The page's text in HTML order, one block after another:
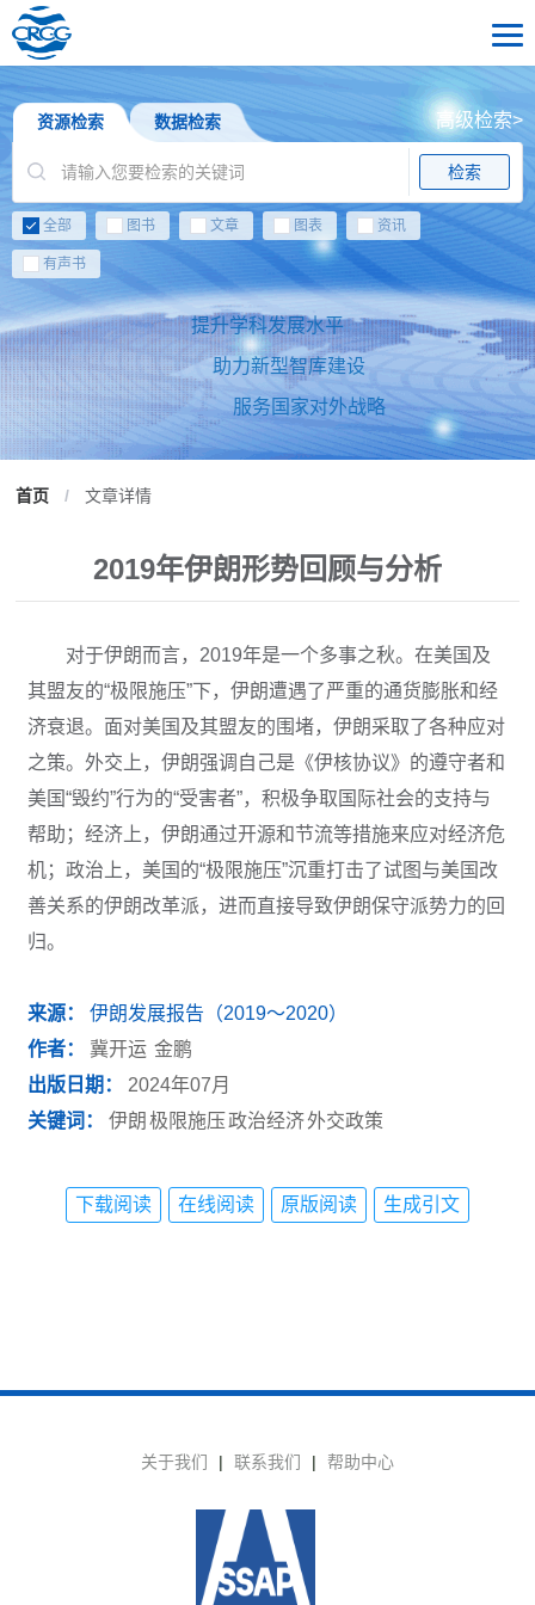
资源检索 数据检索
检索
高级检索>
全部 图书 文章 图表 资讯
有声书
提升学科发展水平
助力新型智库建设
服务国家对外战略
首页 / 文章详情
2019年伊朗形势回顾与分析
对于伊朗而言，2019年是一个多事之秋。在美国及
其盟友的“极限施压”下，伊朗遭遇了严重的通货膨胀和经
济衰退。面对美国及其盟友的围堵，伊朗采取了各种应对
之策。外交上，伊朗强调自己是《伊核协议》的遵守者和
美国“毁约”行为的“受害者”，积极争取国际社会的支持与
帮助；经济上，伊朗通过开源和节流等措施来应对经济危
机；政治上，美国的“极限施压”沉重打击了试图与美国改
善关系的伊朗改革派，进而直接导致伊朗保守派势力的回
归。
来源：
伊朗发展报告（2019～2020）
作者：
冀开运 金鹏
出版日期：
2024年07月
关键词：
伊朗 极限施压 政治经济外交政策
下载阅读 在线阅读 原版阅读 生成引文
关于我们 | 联系我们 | 帮助中心